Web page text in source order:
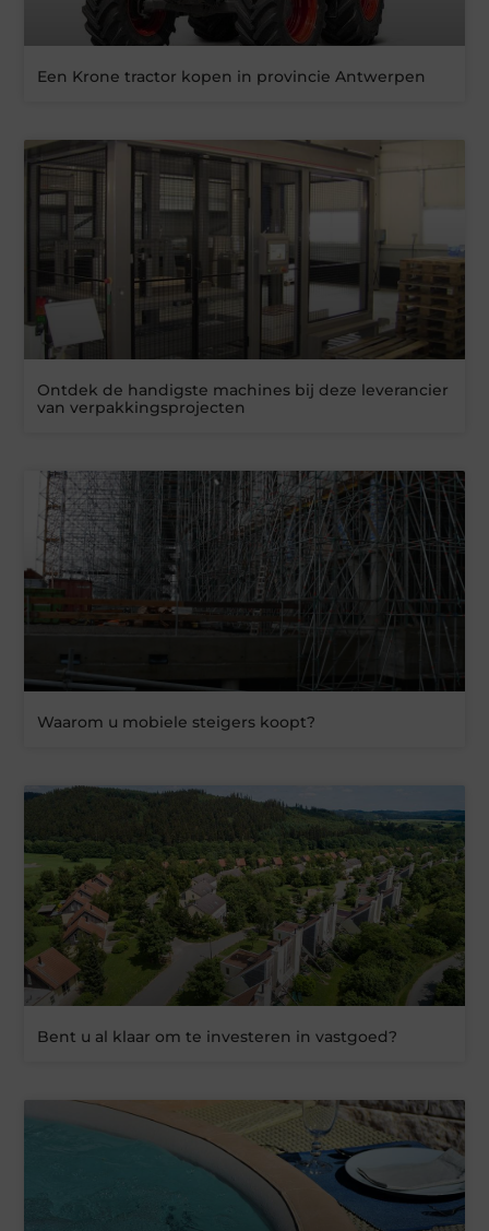
Een Krone tractor kopen in provincie Antwerpen
Ontdek de handigste machines bij deze leverancier
van verpakkingsprojecten
Waarom u mobiele steigers koopt?
Bent u al klaar om te investeren in vastgoed?